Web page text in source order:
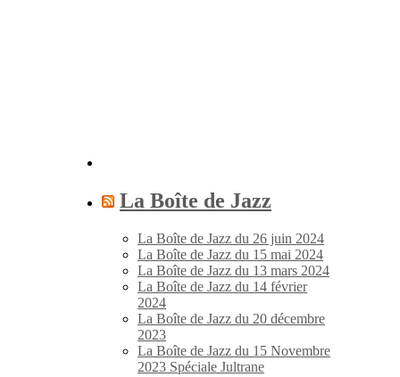
La Boîte de Jazz
La Boîte de Jazz du 26 juin 2024
La Boîte de Jazz du 15 mai 2024
La Boîte de Jazz du 13 mars 2024
La Boîte de Jazz du 14 février
2024
La Boîte de Jazz du 20 décembre
2023
La Boîte de Jazz du 15 Novembre
2023 Spéciale Jultrane